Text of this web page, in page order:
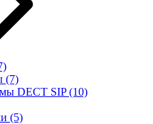
(7)
DECT SIP(10)
(5)